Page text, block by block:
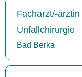
Facharzt/-
Unfallchirurgie
Bad Berka